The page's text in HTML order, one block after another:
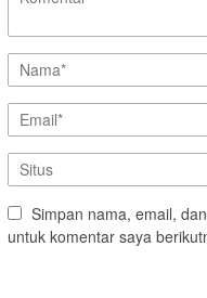
Simpan nama, email,
untuk komentar saya